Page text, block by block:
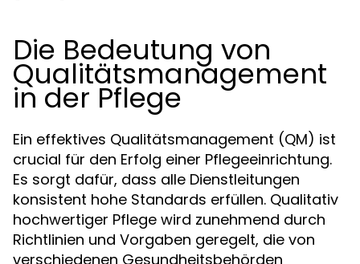
Die Bedeutung von
Qualitätsmanagement
in der Pflege
Ein effektives Qualitätsmanagement (QM) ist
crucial für den Erfolg einer Pflegeeinrichtung.
Es sorgt dafür, dass alle Dienstleitungen
konsistent hohe Standards erfüllen. Qualitativ
hochwertiger Pflege wird zunehmend durch
Richtlinien und Vorgaben geregelt, die von
verschiedenen Gesundheitsbehörden